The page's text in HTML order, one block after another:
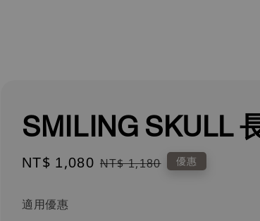
SMILING SKULL
Sale
NT$ 1,080 Regular
NT$ 1,180 優惠
適用優惠